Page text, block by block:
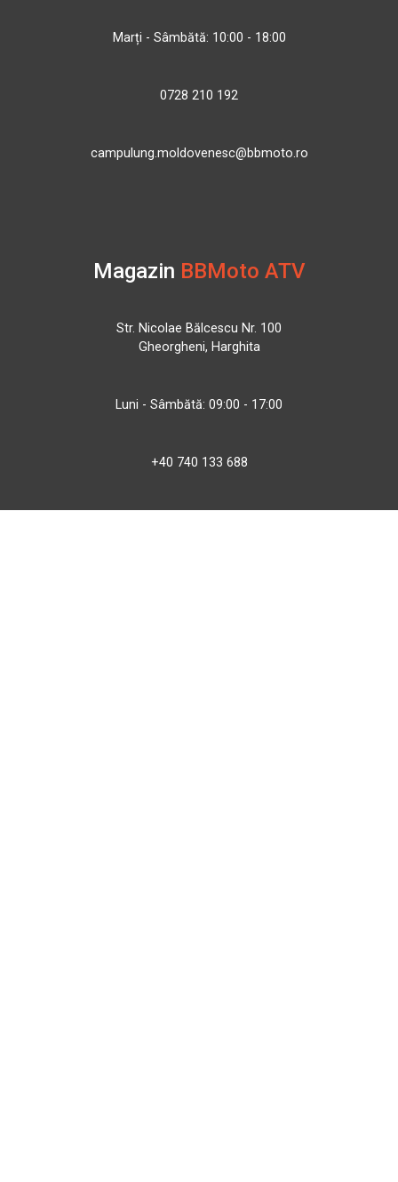
Marți - Sâmbătă: 10:00 - 18:00
0728 210 192
campulung.moldovenesc@bbmoto.ro
Magazin BBMoto ATV
Str. Nicolae Bălcescu Nr. 100
Gheorgheni, Harghita
Luni - Sâmbătă: 09:00 - 17:00
+40 740 133 688